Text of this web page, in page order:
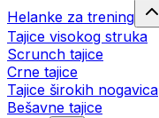
Helanke za trening
Tajice visokog struka
Scrunch tajice
Crne tajice
Tajice širokih nogavica
Bešavne tajice